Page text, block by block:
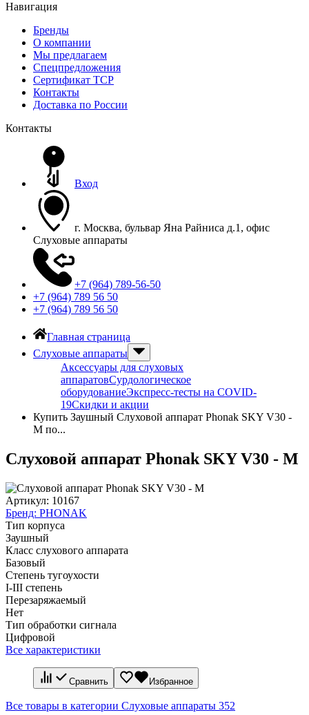
Навигация
Бренды
О компании
Мы предлагаем
Спецпредложения
Сертификат ТСР
Контакты
Доставка по России
Контакты
Вход
г. Москва, бульвар Яна Райниса д.1, офис
Слуховые аппараты
+7 (964) 789-56-50
+7 (964) 789 56 50
+7 (964) 789 56 50
Главная страница
Слуховые аппараты
Аксессуары для слуховых
аппаратовСурдологическое
оборудованиеЭкспресс-тесты на COVID-
19Скидки и акции
Купить Заушный Слуховой аппарат Phonak SKY V30 -
M по...
Слуховой аппарат Phonak SKY V30 - M
Артикул: 10167
Бренд: PHONAK
Тип корпуса
Заушный
Класс слухового аппарата
Базовый
Степень тугоухости
I-III степень
Перезаряжаемый
Нет
Тип обработки сигнала
Цифровой
Все характеристики
Сравнить Избранное
Все товары в категории Слуховые аппараты 352